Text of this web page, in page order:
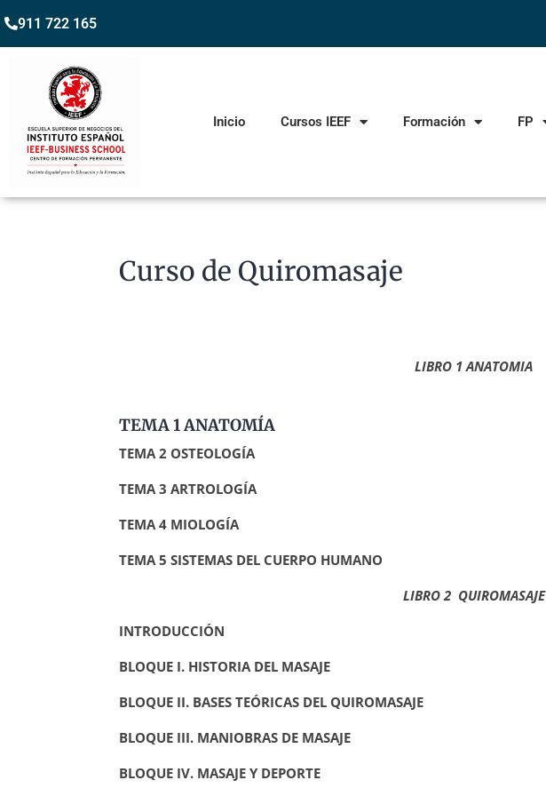
911 722 165
Inicio Cursos IEEF Formación FP
Curso de Quiromasaje
LIBRO 1 ANATOMIA
TEMA 1 ANATOMÍA
TEMA 2 OSTEOLOGÍA
TEMA 3 ARTROLOGÍA
TEMA 4 MIOLOGÍA
TEMA 5 SISTEMAS DEL CUERPO HUMANO
LIBRO 2 QUIROMASAJE
INTRODUCCIÓN
BLOQUE I. HISTORIA DEL MASAJE
BLOQUE II. BASES TEÓRICAS DEL QUIROMASAJE
BLOQUE III. MANIOBRAS DE MASAJE
BLOQUE IV. MASAJE Y DEPORTE